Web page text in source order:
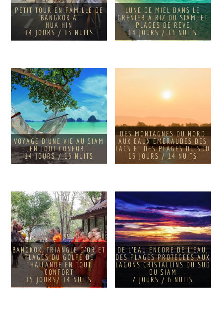
PETIT TOUR EN FAMILLE DE
BANGKOK A
HUA HIN
14 JOURS / 13 NUITS
LUNE DE MIEL DANS LE
GRENIER A RIZ DU SIAM, ET
PLAGES DE REVE
14 JOURS / 13 NUITS
VOYAGE D'UNE VIE AU SIAM
EN TOUT CONFORT
14 JOURS / 13 NUITS
DES MONTAGNES DU NORD
AUX EAUX EMERAUDES DES
LACS ET DES PLAGES DU SUD
15 JOURS / 14 NUITS
BANGKOK, TRIANGLE D'OR ET
PLAGES DU GOLFE DE
THAILANDE EN TOUT
CONFORT
15 JOURS/ 14 NUITS
DE L'EAU ENCORE DE L'EAU,
DES PLAGES PROTEGEES AUX
LAGONS CRISTALLINS DU SUD
DU SIAM
7 JOURS / 6 NUITS